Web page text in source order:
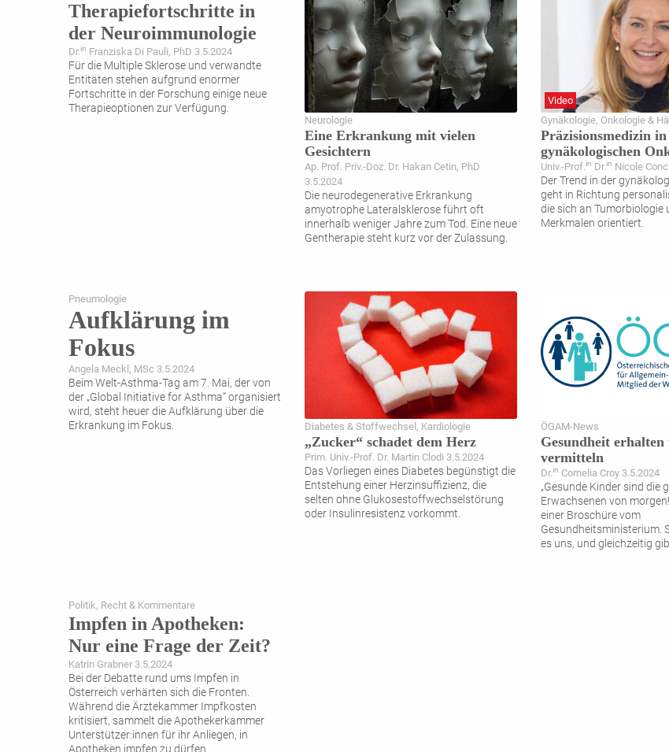
Therapiefortschritte in
der Neuroimmunologie
Dr.in Franziska Di Pauli, PhD 3.5.2024
Für die Multiple Sklerose und verwandte
Entitäten stehen aufgrund enormer
Fortschritte in der Forschung einige neue
Therapieoptionen zur Verfügung.
Neurologie
Eine Erkrankung mit vielen
Gesichtern
Ap. Prof. Priv.-Doz. Dr. Hakan Cetin, PhD
3.5.2024
Die neurodegenerative Erkrankung
amyotrophe Lateralsklerose führt oft
innerhalb weniger Jahre zum Tod. Eine neue
Gentherapie steht kurz vor der Zulassung.
Video
Gynäkologie, Onkologie &
Präzisionsmedizin
gynäkologischen
Univ.-Prof.in Dr.in Nicole
Der Trend in der
geht in Richtung
die sich an Tumorbiologie
Merkmalen orientiert.
Pneumologie
Aufklärung im
Fokus
Angela Meckl, MSc 3.5.2024
Beim Welt-Asthma-Tag am 7. Mai, der von
der „Global Initiative for Asthma“ organisiert
wird, steht heuer die Aufklärung über die
Erkrankung im Fokus.
Diabetes & Stoffwechsel, Kardiologie
„Zucker“ schadet dem Herz
Prim. Univ.-Prof. Dr. Martin Clodi 3.5.2024
Das Vorliegen eines Diabetes begünstigt die
Entstehung einer Herzinsuffizienz, die
selten ohne Glukosestoffwechselstörung
oder Insulinresistenz vorkommt.
ÖGAM-News
Gesundheit erhalten
vermitteln
Dr.in Cornelia Croy 3.5.2024
„Gesunde Kinder sind die
Erwachsenen von
einer Broschüre vom
Gesundheitsministerium.
es uns, und gleichzeitig
Politik, Recht & Kommentare
Impfen in Apotheken:
Nur eine Frage der Zeit?
Katrin Grabner 3.5.2024
Bei der Debatte rund ums Impfen in
Österreich verhärten sich die Fronten.
Während die Ärztekammer Impfkosten
kritisiert, sammelt die Apothekerkammer
Unterstützer:innen für ihr Anliegen, in
Apotheken impfen zu dürfen.